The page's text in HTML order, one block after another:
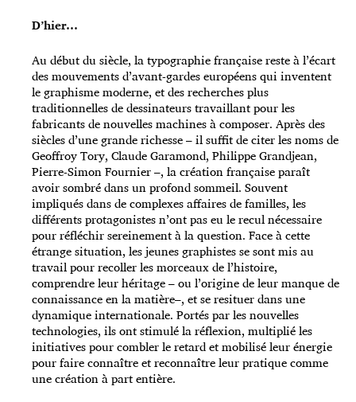
D’hier…
Au début du siècle, la typographie française reste à l’écart
des mouvements d’avant-gardes européens qui inventent
le graphisme moderne, et des recherches plus
traditionnelles de dessinateurs travaillant pour les
fabricants de nouvelles machines à composer. Après des
siècles d’une grande richesse – il suffit de citer les noms de
Geoffroy Tory, Claude Garamond, Philippe Grandjean,
Pierre-Simon Fournier –, la création française paraît
avoir sombré dans un profond sommeil. Souvent
impliqués dans de complexes affaires de familles, les
différents protagonistes n’ont pas eu le recul nécessaire
pour réfléchir sereinement à la question. Face à cette
étrange situation, les jeunes graphistes se sont mis au
travail pour recoller les morceaux de l’histoire,
comprendre leur héritage – ou l’origine de leur manque de
connaissance en la matière–, et se resituer dans une
dynamique internationale. Portés par les nouvelles
technologies, ils ont stimulé la réflexion, multiplié les
initiatives pour combler le retard et mobilisé leur énergie
pour faire connaître et reconnaître leur pratique comme
une création à part entière.